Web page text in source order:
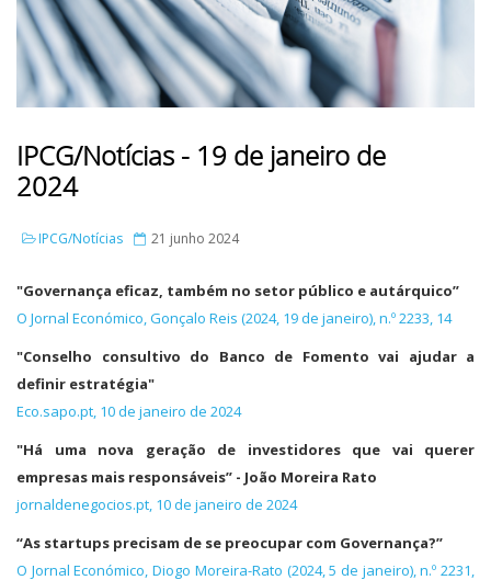
IPCG/Notícias - 19 de janeiro de
2024
IPCG/Notícias 21 junho 2024
"Governança eficaz, também no setor público e autárquico”
O Jornal Económico, Gonçalo Reis (2024, 19 de janeiro), n.º 2233, 14
"Conselho consultivo do Banco de Fomento vai ajudar a
definir estratégia"
Eco.sapo.pt, 10 de janeiro de 2024
"Há uma nova geração de investidores que vai querer
empresas mais responsáveis” - João Moreira Rato
jornaldenegocios.pt, 10 de janeiro de 2024
“As startups precisam de se preocupar com Governança?”
O Jornal Económico, Diogo Moreira-Rato (2024, 5 de janeiro), n.º 2231,